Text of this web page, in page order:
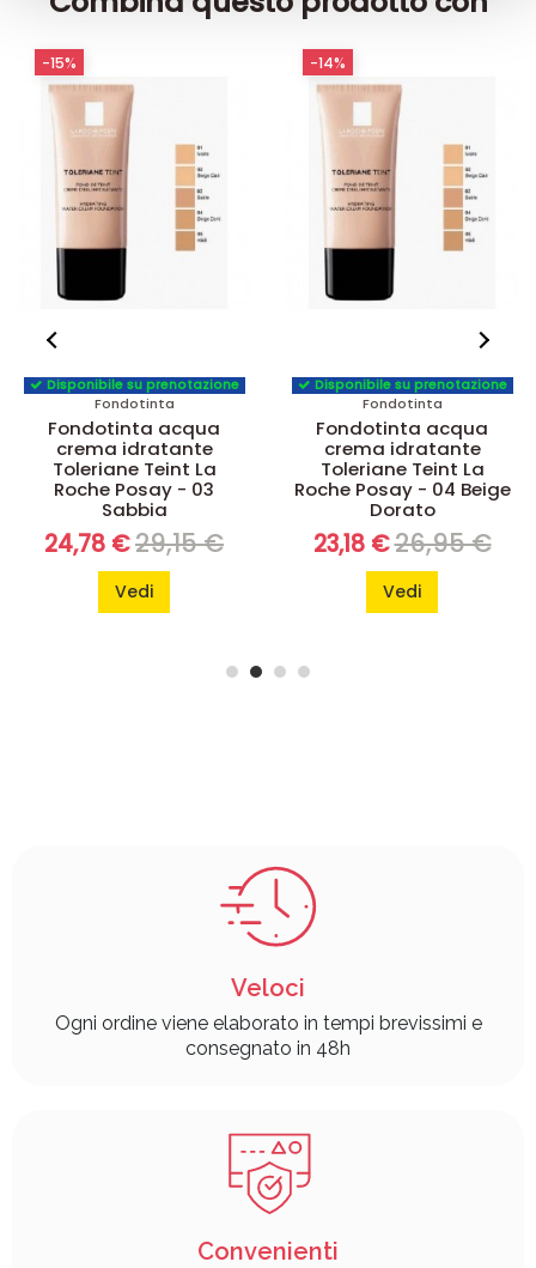
Disponibile su prenotazione
Fondotinta
Fondotinta acqua
crema idratante
Toleriane Teint La
Roche Posay - 03
Sabbia
24,78 €29,15 €
Vedi
-15%
Disponibile su prenotazione
Fondotinta
Fondotinta acqua
crema idratante
Toleriane Teint La
Roche Posay - 04 Beige
Dorato
23,18 €26,95 €
Vedi
-14%
Veloci
Ogni ordine viene elaborato in tempi brevissimi e
consegnato in 48h
Convenienti